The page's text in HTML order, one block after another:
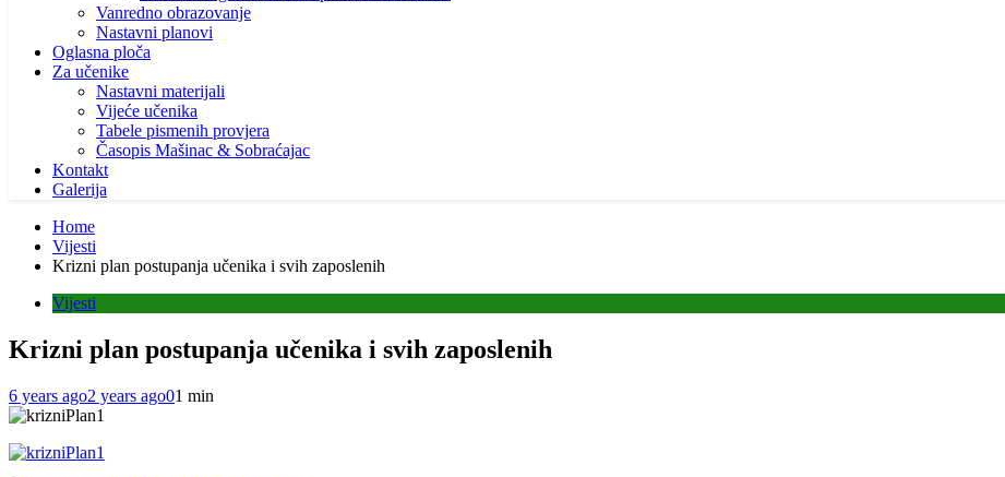
Vanredno obrazovanje
Nastavni planovi
Oglasna ploča
Za učenike
Nastavni materijali
Vijeće učenika
Tabele pismenih provjera
Časopis Mašinac & Sobraćajac
Kontakt
Galerija
Home
Vijesti
Krizni plan postupanja učenika i svih zaposlenih
Vijesti
Krizni plan postupanja učenika i svih zaposlenih
6 years ago2 years ago01 min